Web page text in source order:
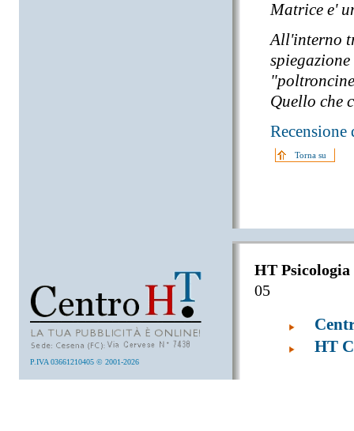
Matrice e'
All'interno
Quello che
Torna su
P.IVA 03661210405 © 2001-2026
HT Psicologia
05
HT